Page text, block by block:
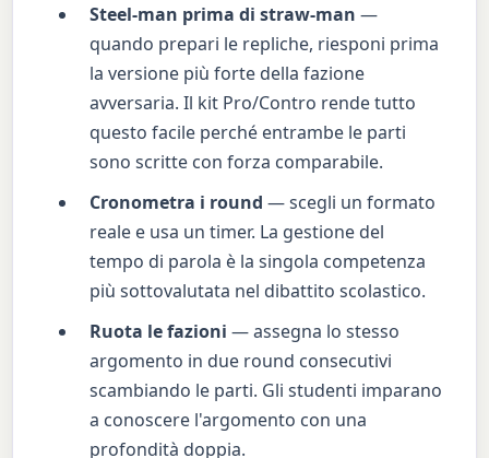
Steel-man prima di straw-man —
quando prepari le repliche, riesponi prima
la versione più forte della fazione
avversaria. Il kit Pro/Contro rende tutto
questo facile perché entrambe le parti
sono scritte con forza comparabile.
Cronometra i round — scegli un formato
reale e usa un timer. La gestione del
tempo di parola è la singola competenza
più sottovalutata nel dibattito scolastico.
Ruota le fazioni — assegna lo stesso
argomento in due round consecutivi
scambiando le parti. Gli studenti imparano
a conoscere l'argomento con una
profondità doppia.